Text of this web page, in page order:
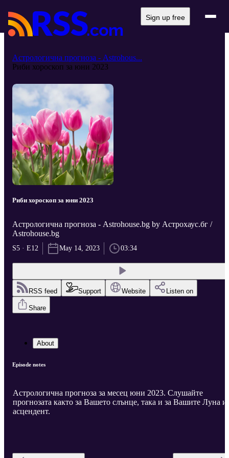
Sign up free
Астрологична прогноза - Astrohous...
Риби хороскоп за юни 2023
Риби хороскоп за юни 2023
Астрологична прогноза - Astrohouse.bg by Астрохаус.бг /
Astrohouse.bg
S5 · E12 May 14, 2023 03:34
RSS feed Support Website Listen on
Share
About
Episode notes
Астрологична прогноза за месец юни 2023. Слушайте
прогнозата както за Вашето слънце, така и за Вашите Луна и
асцендент.